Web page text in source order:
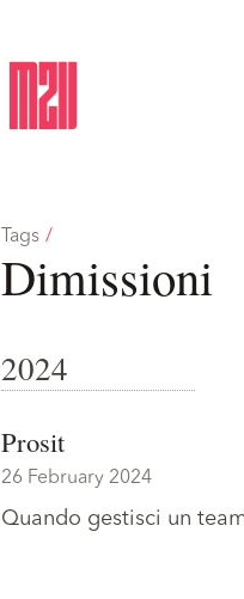
Tags /
Dimissioni
2024
Prosit
26 February 2024
Quando gestisci un